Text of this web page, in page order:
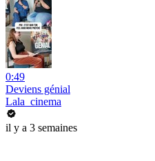
0:49
Deviens génial
Lala_cinema
il y a 3 semaines